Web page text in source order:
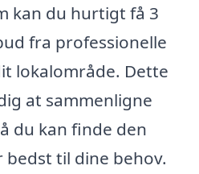
kan du hurtigt få 3
fra professionelle
lokalområde. Dette
at sammenligne
du kan finde den
bedst til dine behov.